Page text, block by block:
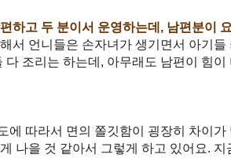
하고 두 분이서 운영하는데, 남편분이
서 언니들은 손자녀가 생기면서 아기
조리는 하는데, 아무래도 남편이 힘
에 따라서 면의 쫄깃함이 굉장히 차이
나을 것 같아서 그렇게 하고 있어요.